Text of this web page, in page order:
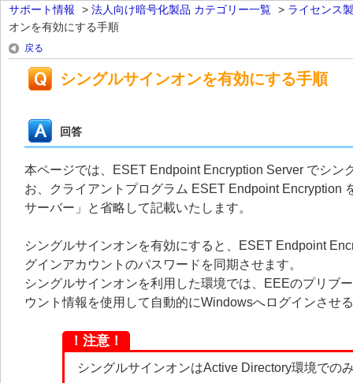
サポート情報 > 法人向け暗号化製品 カテゴリー一覧 > ライセンス
オンを有効にする手順
戻る
シングルサインオンを有効にする手順
回答
本ページでは、ESET Endpoint Encryption Server でシ
お、クライアントプログラム ESET Endpoint Encryption
サーバー」と省略して記載いたします。
シングルサインオンを有効にすると、ESET Endpoint
グインアカウントのパスワードを同期させます。
シングルサインオンを利用した環境では、EEEのプリブ
ウント情報を使用して自動的にWindowsへログインさせ
！注意！
シングルサインオンはActive Directory環境での